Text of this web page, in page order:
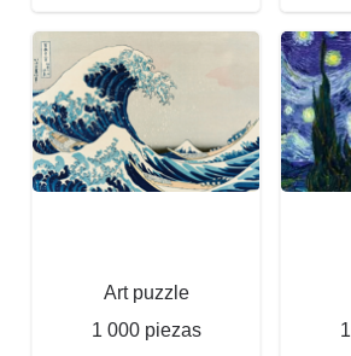
Art puzzle
1 000 piezas